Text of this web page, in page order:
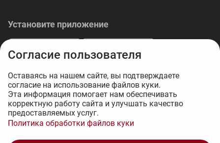
1 022 ₽
Установите приложение
© 2026 Либерте — весь спектр отделочных
материалов.
Интернет-магазин на 1С-Битрикс - 34web
Согласие пользователя
Оставаясь на нашем сайте, вы подтверждаете
согласие на использование файлов куки.
Эта информация помогает нам обеспечивать
корректную работу сайта и улучшать качество
предоставляемых услуг.
Политика обработки файлов куки